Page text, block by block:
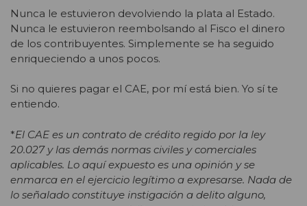
Nunca le estuvieron devolviendo la plata al Estado.
Nunca le estuvieron reembolsando al Fisco el dinero
de los contribuyentes. Simplemente se ha seguido
enriqueciendo a unos pocos.
Si no quieres pagar el CAE, por mí está bien. Yo sí te
entiendo.
*El CAE es un contrato de crédito regido por la ley
20.027 y las demás normas civiles y comerciales
aplicables. Lo aquí expuesto es una opinión y se
enmarca en el ejercicio legítimo a expresarse. Nada de
lo señalado constituye instigación a delito alguno,